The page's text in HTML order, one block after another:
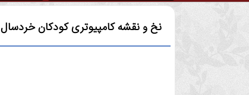
نخ و نقشه کامپیوتریکودکان خردسال